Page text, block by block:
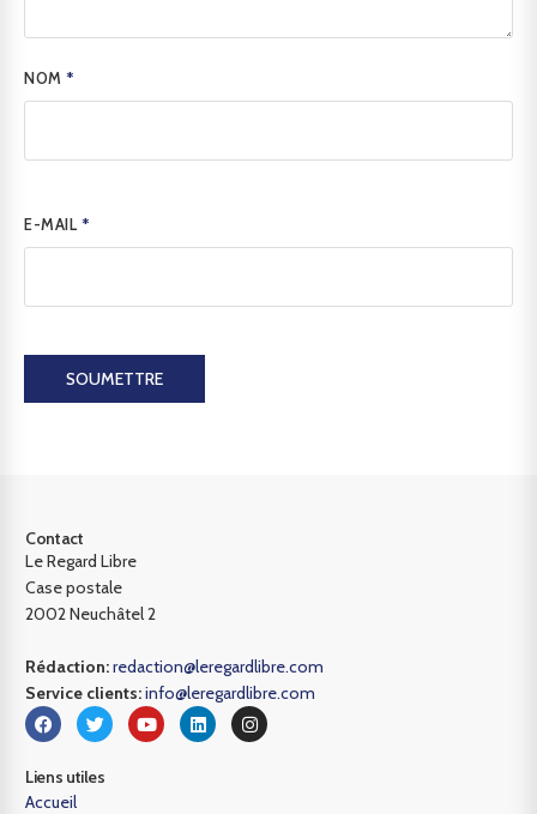
NOM*
E-MAIL *
SOUMETTRE
Contact
Le Regard Libre
Case postale
2002 Neuchâtel 2
Rédaction:redaction@leregardlibre.com
Service clients:info@leregardlibre.com
Liens utiles
Accueil